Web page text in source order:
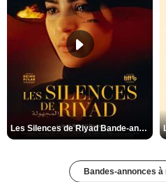
Les Silences de Riyad Bande-annonce VO STFR
Bandes-annonces